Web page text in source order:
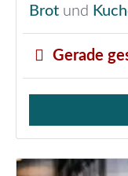
Brot und
Gerade
Verkauf von